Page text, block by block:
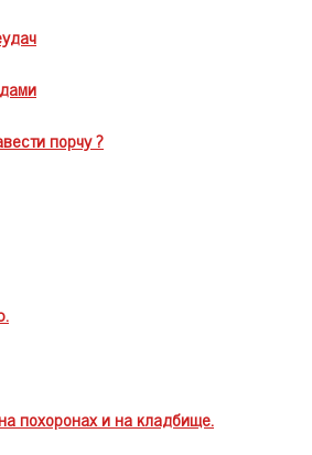
порчу ?
похоронах и на кладбище.